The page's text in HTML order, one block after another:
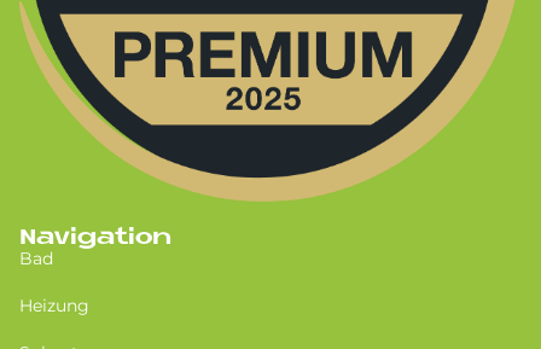
Navigation
Bad
Heizung